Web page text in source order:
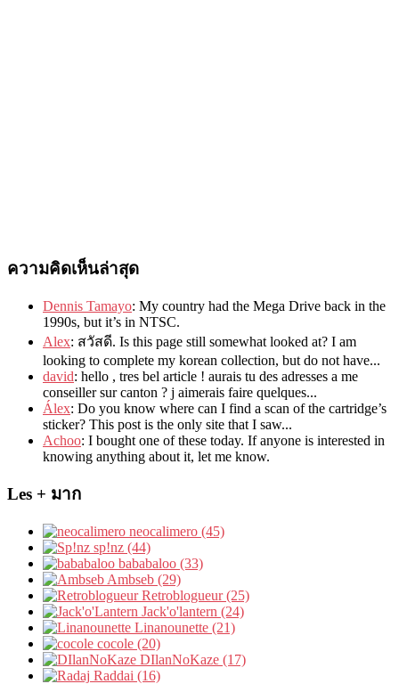
ความคิดเห็นล่าสุด
Dennis Tamayo: My country had the Mega Drive back in the
1990s, but it’s in NTSC.
Alex: สวัสดี. Is this page still somewhat looked at? I am
looking to complete my korean collection, but do not have...
david: hello , tres bel article ! aurais tu des adresses a me
conseiller sur canton ? j aimerais faire quelques...
Álex: Do you know where can I find a scan of the cartridge’s
sticker? This post is the only site that I saw...
Achoo: I bought one of these today. If anyone is interested in
knowing anything about it, let me know.
Les + มาก
neocalimero (45)
sp!nz (44)
bababaloo (33)
Ambseb (29)
Retroblogueur (25)
Jack'o'lantern (24)
Linanounette (21)
cocole (20)
DIlanNoKaze (17)
Raddai (16)